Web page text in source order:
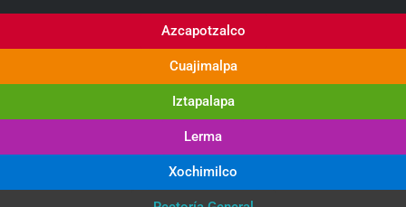
Azcapotzalco
Cuajimalpa
Iztapalapa
Lerma
Xochimilco